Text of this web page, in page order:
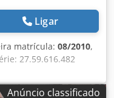
Ligar
matrícula: 08/2010,
27.59.616.482
não encontrar o que
Codpfx Adjzrr Uhs
Anúncio classificado